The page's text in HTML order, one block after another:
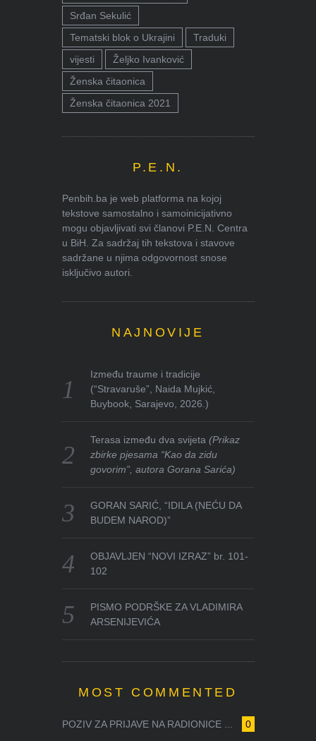
Srđan Sekulić
Tematski blok o Ukrajini
Traduki
vijesti
Željko Ivanković
Ženska čitaonica
Ženska čitaonica 2021
P.E.N.
Penbih.ba je web platforma na kojoj
tekstove samostalno i samoinicijativno
mogu objavljivati svi članovi P.E.N. Centra
u BiH. Za sadržaj tih tekstova i stavove
sadržane u njima odgovornost snose
isključivo autori.
NAJNOVIJE
Između traume i tradicije
(“Stravaruše”, Naida Mujkić,
Buybook, Sarajevo, 2026.)
Terasa između dva svijeta(Prikaz
zbirke pjesama “Kao da zidu
govorim”, autora Gorana Sarića)
GORAN SARIĆ, “IDILA (NEĆU DA
BUDEM NAROD)”
OBJAVLJEN “NOVI IZRAZ” br. 101-
102
PISMO PODRŠKE ZA VLADIMIRA
ARSENIJEVIĆA
MOST COMMENTED
0
POZIV ZA PRIJAVE NA RADIONICE ...